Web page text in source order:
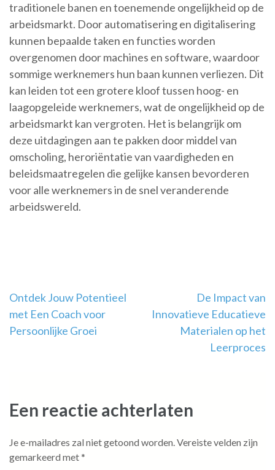
traditionele banen en toenemende ongelijkheid op de
arbeidsmarkt. Door automatisering en digitalisering
kunnen bepaalde taken en functies worden
overgenomen door machines en software, waardoor
sommige werknemers hun baan kunnen verliezen. Dit
kan leiden tot een grotere kloof tussen hoog- en
laagopgeleide werknemers, wat de ongelijkheid op de
arbeidsmarkt kan vergroten. Het is belangrijk om
deze uitdagingen aan te pakken door middel van
omscholing, heroriëntatie van vaardigheden en
beleidsmaatregelen die gelijke kansen bevorderen
voor alle werknemers in de snel veranderende
arbeidswereld.
Berichtnavigatie
Ontdek Jouw Potentieel
met Een Coach voor
Persoonlijke Groei
De Impact van
Innovatieve Educatieve
Materialen op het
Leerproces
Een reactie achterlaten
Je e-mailadres zal niet getoond worden.Vereiste velden zijn
gemarkeerd met*